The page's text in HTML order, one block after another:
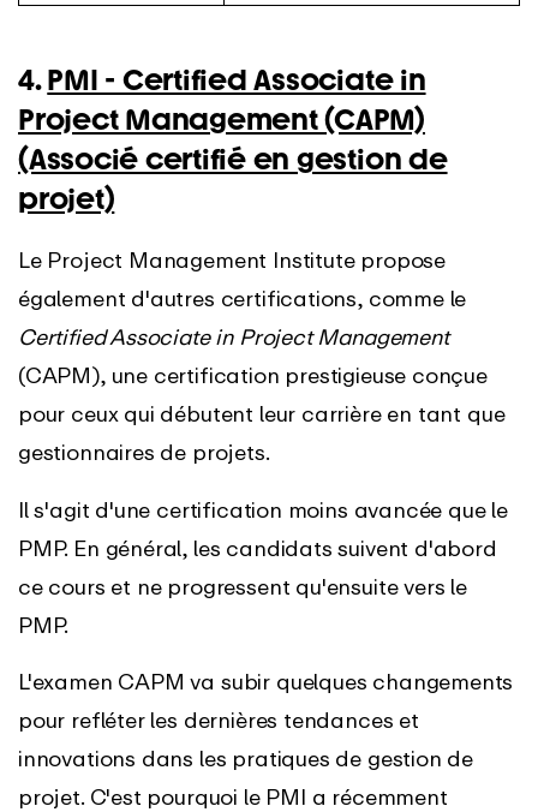
4.PMI - Certified Associate in
Project Management (CAPM)
(Associé certifié en gestion de
projet)
Le Project Management Institute propose
également d'autres certifications, comme le
Certified Associate in Project Management
(CAPM), une certification prestigieuse conçue
pour ceux qui débutent leur carrière en tant que
gestionnaires de projets.
Il s'agit d'une certification moins avancée que le
PMP. En général, les candidats suivent d'abord
ce cours et ne progressent qu'ensuite vers le
PMP.
L'examen CAPM va subir quelques changements
pour refléter les dernières tendances et
innovations dans les pratiques de gestion de
projet. C'est pourquoi le PMI a récemment